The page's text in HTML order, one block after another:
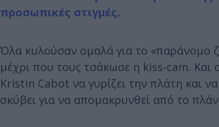
προσωπικές στιγμές.
Όλα κυλούσαν ομαλά για το «παράνομο
μέχρι που τους τσάκωσε η kiss-cam. Και
Kristin Cabot να γυρίζει την πλάτη και
σκύβει για να απομακρυνθεί από το